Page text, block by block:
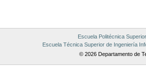
Escuela Politécnica Superior
Escuela Técnica Superior de Ingeniería
© 2026 Departamento de